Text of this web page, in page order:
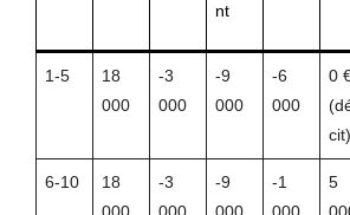
nt
1-5
18
000
-3
000
-9
000
-6
000
0
cit)
6-10
18
-3
-9
-1
5